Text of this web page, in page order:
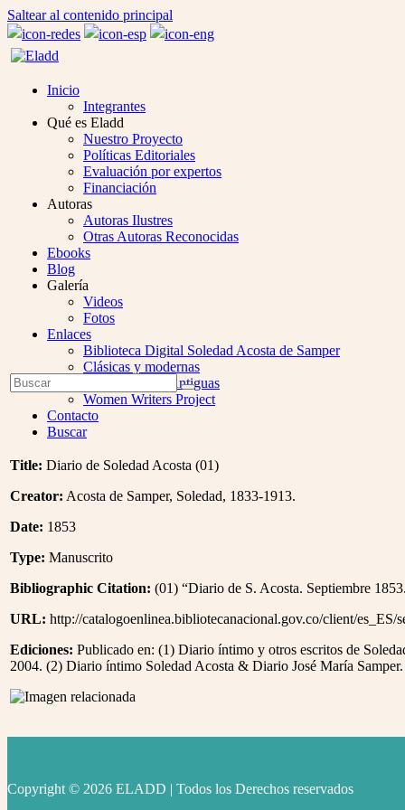
Saltear al contenido principal
Inicio
Integrantes
Qué es Eladd
Nuestro Proyecto
Políticas Editoriales
Evaluación por expertos
Financiación
Autoras
Autoras Ilustres
Otras Autoras Reconocidas
Ebooks
Blog
Galería
Videos
Fotos
Enlaces
Biblioteca Digital Soledad Acosta de Samper
Clásicas y modernas
Colección Las Antiguas
Women Writers Project
Contacto
Buscar
Open
Mobile
Menu
Buscar
Enviar
Title: Diario de Soledad Acosta (01)
Creator: Acosta de Samper, Soledad, 1833-1913.
Date: 1853
Type: Manuscrito
Bibliographic Citation: (01) “Diario de S. Acosta. Septiembre
URL: http://catalogoenlinea.bibliotecanacional.gov.co/client/es_ES/
Ediciones: Publicado en: (1) Diario íntimo y otros escritos de
2004. (2) Diario íntimo Soledad Acosta & Diario José María
Copyright © 2026 ELADD | Todos los Derechos reservados